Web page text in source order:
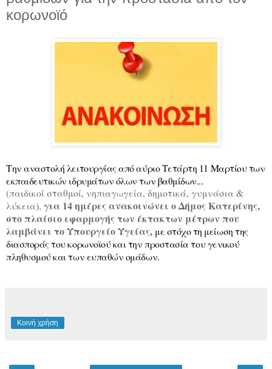
κορωνοϊό
Την αναστολή λειτουργίας από αύριο Τετάρτη 11 Μαρτίου των
εκπαιδευτικών ιδρυμάτων όλων των βαθμίδων...
(παιδικοί σταθμοί, νηπιαγωγεία, δημοτικά, γυμνάσια &
λύκεια), για 14 ημέρες ανακοινώνει ο Δήμος Κατερίνης,
στο πλαίσιο εφαρμογής των έκτακτων μέτρων που
λαμβάνει το Υπουργείο Υγείας, με στόχο τη μείωση της
διασποράς τουκορωνοϊούκαι τηνπροστασία του γενικού
πληθυσμού και των ευπαθών ομάδων.
Κοινή χρήση